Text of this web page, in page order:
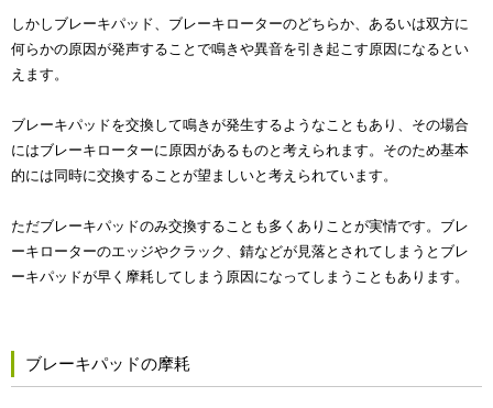
しかしブレーキパッド、ブレーキローターのどちらか、あるいは双方に
何らかの原因が発声することで鳴きや異音を引き起こす原因になるとい
えます。
ブレーキパッドを交換して鳴きが発生するようなこともあり、その場合
にはブレーキローターに原因があるものと考えられます。そのため基本
的には同時に交換することが望ましいと考えられています。
ただブレーキパッドのみ交換することも多くありことが実情です。ブレ
ーキローターのエッジやクラック、錆などが見落とされてしまうとブレ
ーキパッドが早く摩耗してしまう原因になってしまうこともあります。
ブレーキパッドの摩耗